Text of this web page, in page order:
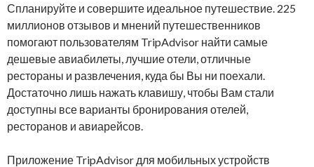
Спланируйте и совершите идеальное путешествие. 225
миллионов отзывов и мнений путешественников
помогают пользователям TripAdvisor найти самые
дешевые авиабилеты, лучшие отели, отличные
рестораны и развлечения, куда бы Вы ни поехали.
Достаточно лишь нажать клавишу, чтобы Вам стали
доступны все варианты бронирования отелей,
ресторанов и авиарейсов.
Приложение TripAdvisor для мобильных устройств